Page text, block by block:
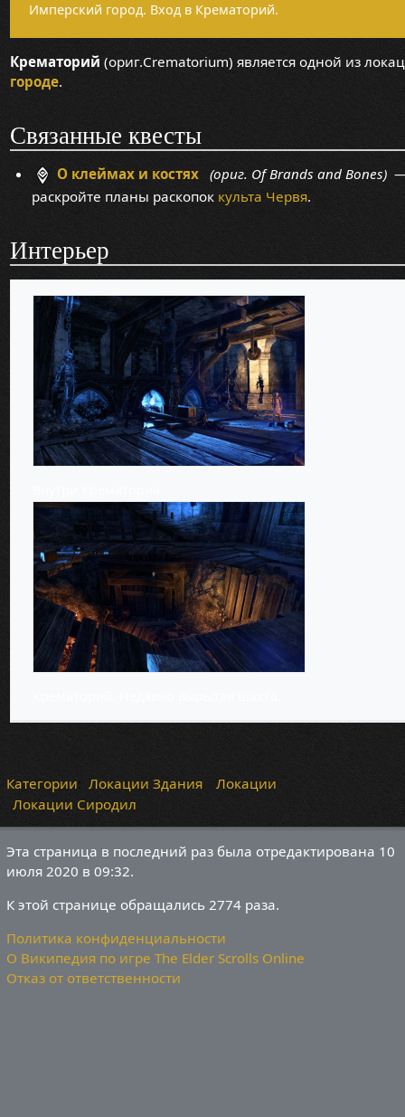
Имперский город. Вход в Крематорий.
Крематорий (ориг.Crematorium) является одной из
городе.
Связанные квесты
О клеймах и костях (ориг. Of Brands and Bones)
раскройте планы раскопок культа Червя.
Интерьер
Категории: Локации Здания
Локации
Локации Сиродил
Эта страница в последний раз была отредактирована 10
июля 2020 в 09:32.
К этой странице обращались 2774 раза.
Политика конфиденциальности
О Википедия по игре The Elder Scrolls Online
Отказ от ответственности